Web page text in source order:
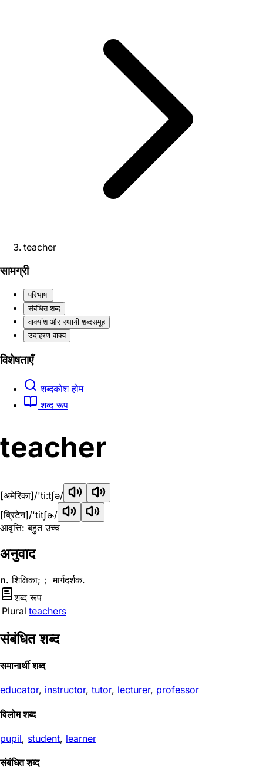
teacher
सामग्री
परिभाषा
संबंधित शब्द
वाक्यांश और स्थायी शब्दसमूह
उदाहरण वाक्य
विशेषताएँ
शब्दकोश होम
शब्द रूप
teacher
[अमेरिका]/'tiːtʃə/
[ब्रिटेन]/'titʃɚ/
आवृत्ति: बहुत उच्च
अनुवाद
n. शिक्षिका;； मार्गदर्शक.
शब्द रूप
Plural teachers
संबंधित शब्द
समानार्थी शब्द
educator, instructor, tutor, lecturer, professor
विलोम शब्द
pupil, student, learner
संबंधित शब्द